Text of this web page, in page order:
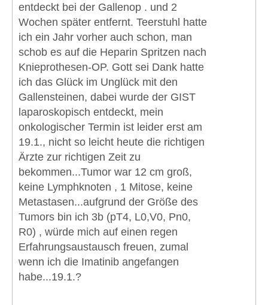
entdeckt bei der Gallenop . und 2
Wochen später entfernt. Teerstuhl hatte
ich ein Jahr vorher auch schon, man
schob es auf die Heparin Spritzen nach
Knieprothesen-OP. Gott sei Dank hatte
ich das Glück im Unglück mit den
Gallensteinen, dabei wurde der GIST
laparoskopisch entdeckt, mein
onkologischer Termin ist leider erst am
19.1., nicht so leicht heute die richtigen
Ärzte zur richtigen Zeit zu
bekommen...Tumor war 12 cm groß,
keine Lymphknoten , 1 Mitose, keine
Metastasen...aufgrund der Größe des
Tumors bin ich 3b (pT4, L0,V0, Pn0,
R0) , würde mich auf einen regen
Erfahrungsaustausch freuen, zumal
wenn ich die Imatinib angefangen
habe...19.1.?